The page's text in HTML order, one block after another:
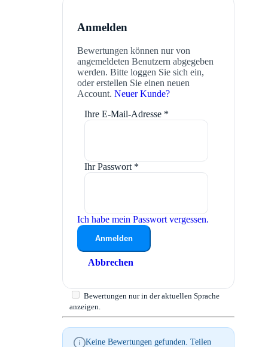
Anmelden
Bewertungen können nur von
angemeldeten Benutzern abgegeben
werden. Bitte loggen Sie sich ein,
oder erstellen Sie einen neuen
Account. Neuer Kunde?
Ihre E-Mail-Adresse *
Ihr Passwort *
Ich habe mein Passwort vergessen.
Anmelden
Abbrechen
Bewertungen nur in der aktuellen Sprache
anzeigen.
Keine Bewertungen gefunden. Teilen